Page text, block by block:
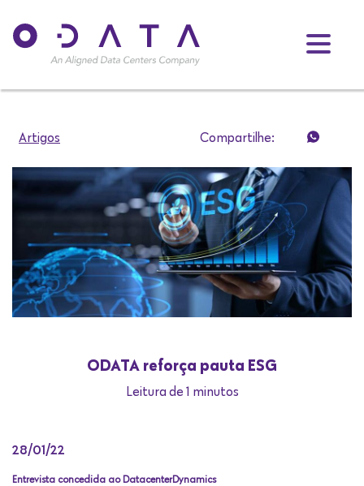
Artigos Compartilhe:
ODATA reforça pauta ESG
Leitura de 1 minutos
28/01/22
Entrevista concedida ao DatacenterDynamics